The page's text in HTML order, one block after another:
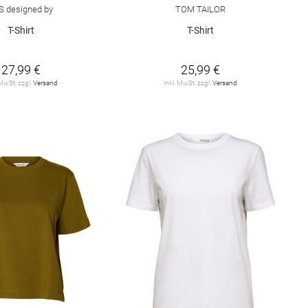
designed by
T-Shirt
27,99 €
zzgl.Versand
TOM TAILOR
T-Shirt
25,99 €
inkl. MwSt. zzgl.Versand